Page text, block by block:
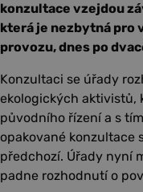
konzultace vzejdou
která je nezbytná pro
provozu, dnes po
Konzultaci se úřady
ekologických aktivistů,
původního řízení a s
opakované konzultace
předchozí. Úřady nyní
padne rozhodnutí o